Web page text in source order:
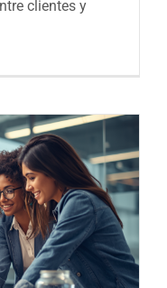
clientes y